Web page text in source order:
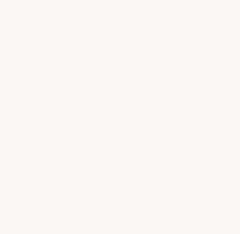
Gebruikers kunnen
met behulp van
bovenop zijn
data science en